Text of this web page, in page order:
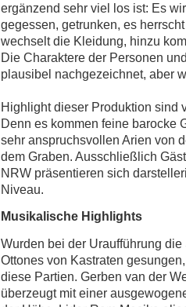
ergänzend sehr viel los ist: Es
gegessen, getrunken, es
wechselt die Kleidung, hinzu
Die Charaktere der Personen
plausibel nachgezeichnet, aber
Highlight dieser Produktion sind
Denn es kommen feine barocke
sehr anspruchsvollen Arien von
dem Graben. Ausschließlich
NRW präsentieren sich
Niveau.
Musikalische Highlights
Wurden bei der Uraufführung
Ottones von Kastraten
diese Partien. Gerben van der
überzeugt mit einer